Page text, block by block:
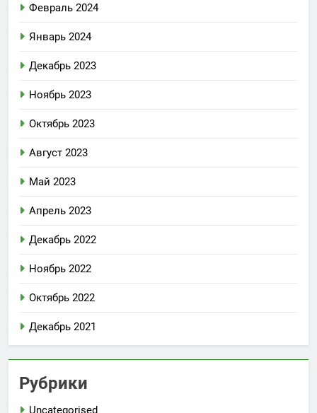
Февраль 2024
Январь 2024
Декабрь 2023
Ноябрь 2023
Октябрь 2023
Август 2023
Май 2023
Апрель 2023
Декабрь 2022
Ноябрь 2022
Октябрь 2022
Декабрь 2021
Рубрики
Uncategorised